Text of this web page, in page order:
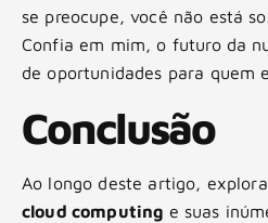
se preocupe, você não está
Confia em mim, o futuro da
de oportunidades para quem
Conclusão
Ao longo deste artigo,
cloud computing e suas